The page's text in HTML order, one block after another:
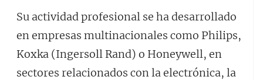
Su actividad profesional se ha desarrollado
en empresas multinacionales como Philips,
Koxka (Ingersoll Rand) o Honeywell, en
sectores relacionados con la electrónica, la